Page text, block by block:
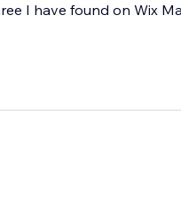
I have found on Wix